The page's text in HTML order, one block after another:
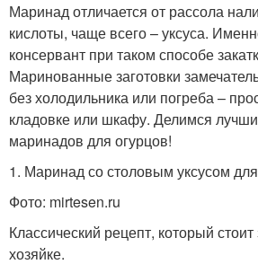
Маринад отличается от рассола
кислоты, чаще всего – уксуса.
консервант при таком способе
Маринованные заготовки
без холодильника или погреба –
кладовке или шкафу. Делимся
маринадов для огурцов!
1. Маринад со столовым уксусом
Фото: mirtesen.ru
Классический рецепт, который
хозяйке.